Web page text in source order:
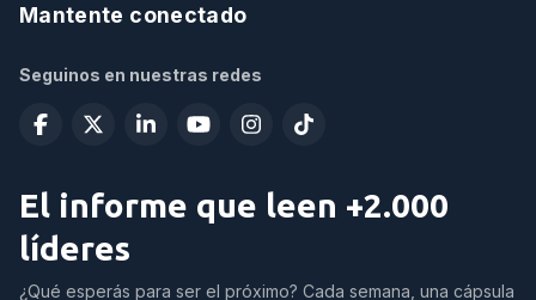
Mantente conectado
Seguinos en nuestras redes
El informe que leen +2.000
líderes
¿Qué esperás para ser el próximo? Cada semana, una cápsula